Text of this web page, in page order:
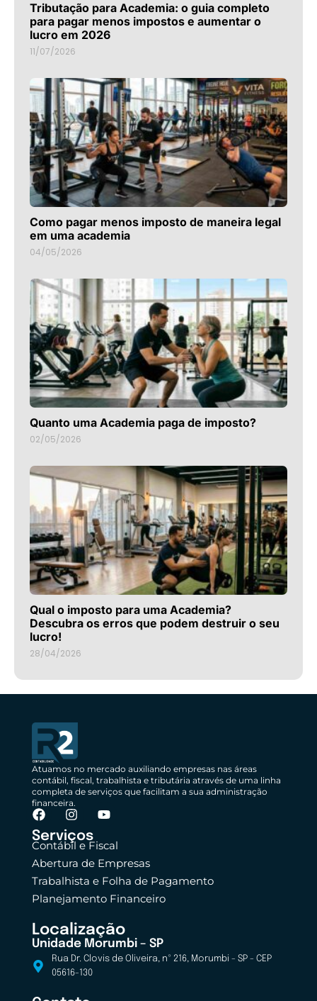
Tributação para Academia: o guia completo
para pagar menos impostos e aumentar o
lucro em 2026
11/07/2026
Como pagar menos imposto de maneira legal
em uma academia
04/05/2026
Quanto uma Academia paga de imposto?
02/05/2026
Qual o imposto para uma Academia?
Descubra os erros que podem destruir o seu
lucro!
28/04/2026
Atuamos no mercado auxiliando empresas nas áreas
contábil, fiscal, trabalhista e tributária através de uma linha
completa de serviços que facilitam a sua administração
financeira.
Serviços
Contábil e Fiscal
Abertura de Empresas
Trabalhista e Folha de Pagamento
Planejamento Financeiro
Localização
Unidade Morumbi – SP
Rua Dr. Clovis de Oliveira, nº 216, Morumbi - SP - CEP
05616-130